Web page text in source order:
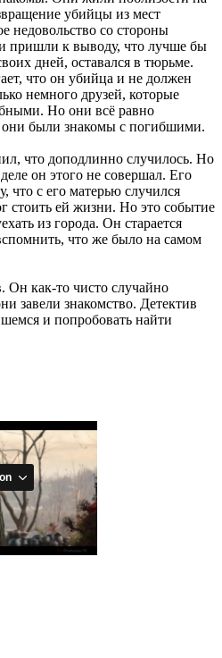
убийцы из мест
недовольство со стороны
пришли к выводу, что лучше бы
дней, оставался в тюрьме.
что он убийца и не должен
немного друзей, которые
Но они всё равно
были знакомы с погибшими.
что доподлинно случилось. Но
он этого не совершал. Его
что с его матерью случился
стоить ей жизни. Но это событие
из города. Он старается
что же было на самом
Он как-то чисто случайно
завели знакомство. Детектив
и попробовать найти